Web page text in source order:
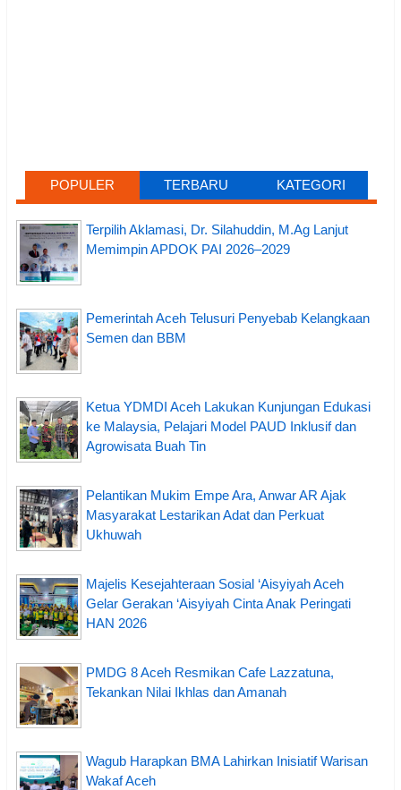
POPULER TERBARU KATEGORI
Terpilih Aklamasi, Dr. Silahuddin, M.Ag Lanjut
Memimpin APDOK PAI 2026–2029
Pemerintah Aceh Telusuri Penyebab Kelangkaan
Semen dan BBM
Ketua YDMDI Aceh Lakukan Kunjungan Edukasi
ke Malaysia, Pelajari Model PAUD Inklusif dan
Agrowisata Buah Tin
Pelantikan Mukim Empe Ara, Anwar AR Ajak
Masyarakat Lestarikan Adat dan Perkuat
Ukhuwah
Majelis Kesejahteraan Sosial ‘Aisyiyah Aceh
Gelar Gerakan ‘Aisyiyah Cinta Anak Peringati
HAN 2026
PMDG 8 Aceh Resmikan Cafe Lazzatuna,
Tekankan Nilai Ikhlas dan Amanah
Wagub Harapkan BMA Lahirkan Inisiatif Warisan
Wakaf Aceh